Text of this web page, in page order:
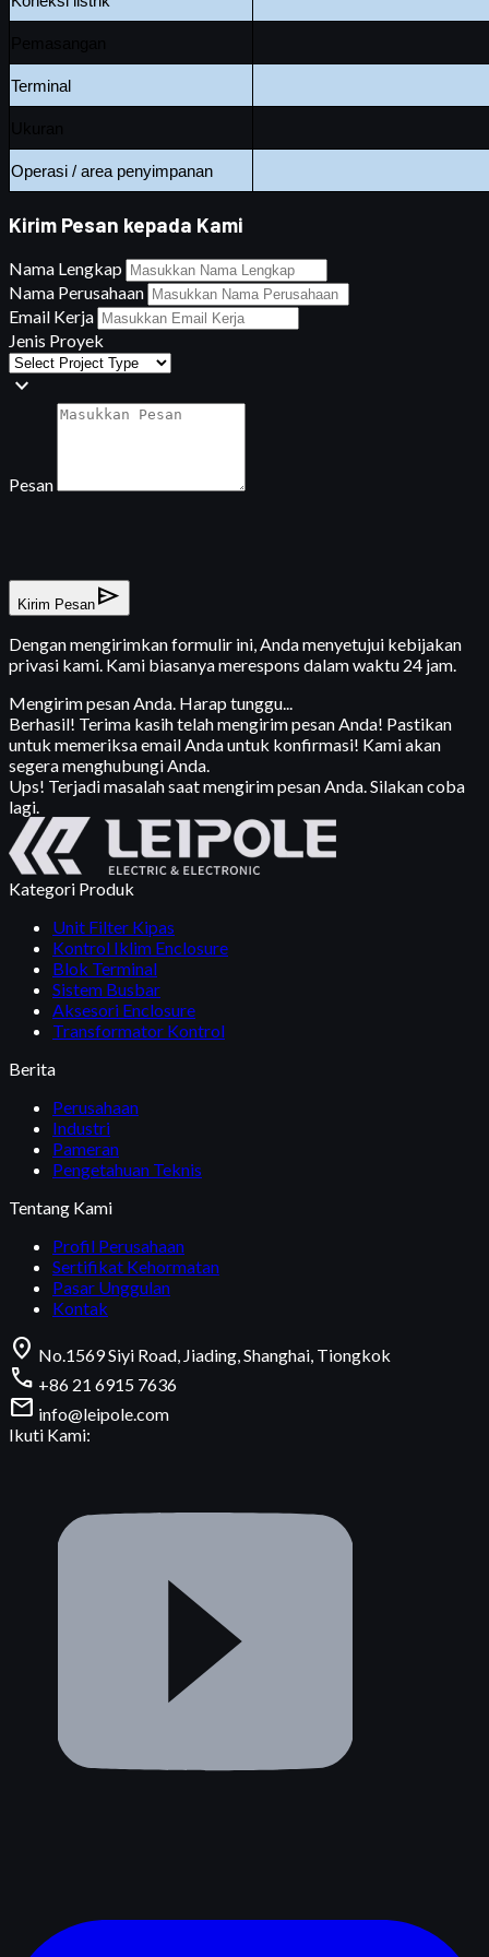
Terminal
Operasi / area penyimpanan
Kirim Pesan kepada Kami
Nama Lengkap
Nama Perusahaan
Email Kerja
Jenis Proyek
expand_more
Pesan
Kirim Pesan send
Dengan mengirimkan formulir ini, Anda menyetujui kebijakan
privasi kami. Kami biasanya merespons dalam waktu 24 jam.
Mengirim pesan Anda. Harap tunggu...
Berhasil! Terima kasih telah mengirim pesan Anda! Pastikan
untuk memeriksa email Anda untuk konfirmasi! Kami akan
segera menghubungi Anda.
Ups! Terjadi masalah saat mengirim pesan Anda. Silakan coba
lagi.
Kategori Produk
Unit Filter Kipas
Kontrol Iklim Enclosure
Blok Terminal
Sistem Busbar
Aksesori Enclosure
Transformator Kontrol
Berita
Perusahaan
Industri
Pameran
Pengetahuan Teknis
Tentang Kami
Profil Perusahaan
Sertifikat Kehormatan
Pasar Unggulan
Kontak
location_on No.1569 Siyi Road, Jiading, Shanghai, Tiongkok
call +86 21 6915 7636
mail info@leipole.com
Ikuti Kami: